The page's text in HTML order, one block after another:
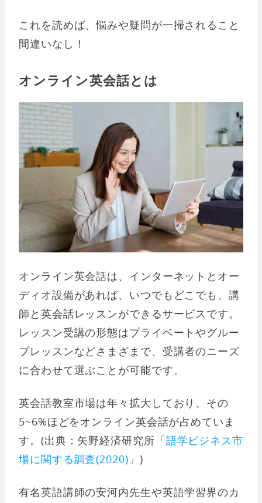
これを読めば、悩みや疑問が一掃されること
間違いなし！
オンライン英会話とは
オンライン英会話は、インターネットとオー
ディオ設備があれば、いつでもどこでも、講
師と英会話レッスンができるサービスです。
レッスン受講の形態はプライベートやグルー
プレッスンなどさまざまで、受講者のニーズ
に合わせて選ぶことが可能です。
英会話教室市場は年々拡大しており、その
5~6%ほどをオンライン英会話が占めていま
す。(出典：矢野経済研究所「語学ビジネス市
場に関する調査(2020) 」)
有名英語講師の安河内先生や英語学習界のカ